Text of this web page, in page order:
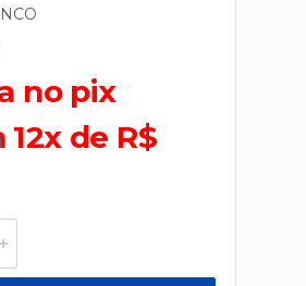
no pix
12x de R$